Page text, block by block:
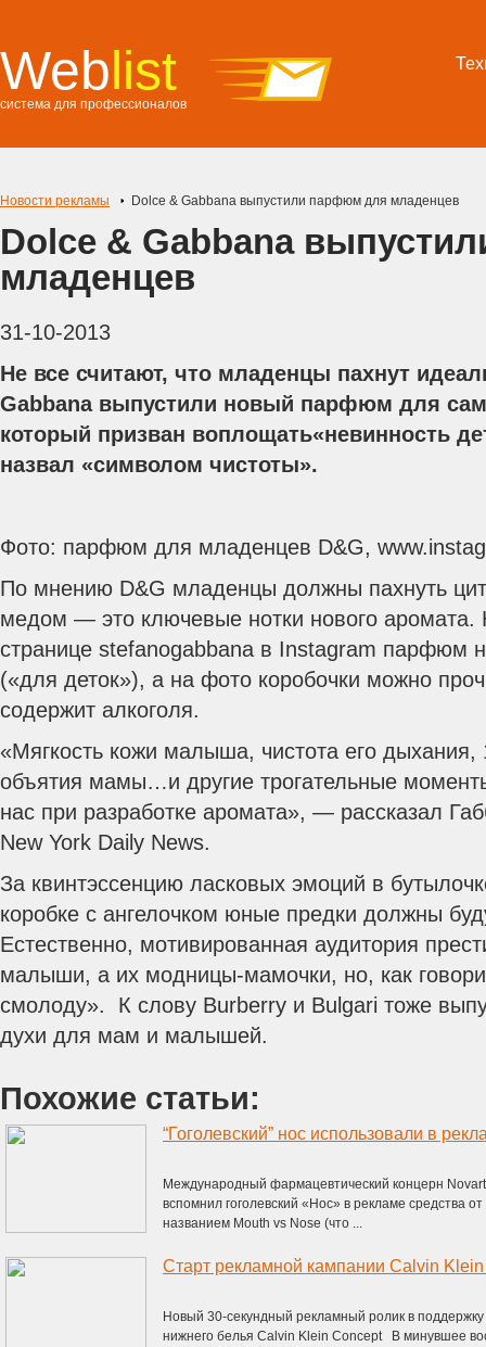
Weblist
система для профессионалов
Новости рекламы Dolce & Gabbana выпустили парфюм для младенцев
Dolce & Gabbana
младенцев
31-10-2013
Не все считают, что младенцы пахнут
Gabbana выпустили новый парфюм для
который призван воплощать«невинность
назвал «символом чистоты».
Фото: парфюм для младенцев D&G,
По мнению D&G младенцы должны пахнуть
медом — это ключевые нотки нового аромата.
странице stefanogabbana в Instagram парфюм
(«для деток»), а на фото коробочки можно
содержит алкоголя.
«Мягкость кожи малыша, чистота его
объятия мамы…и другие трогательные
нас при разработке аромата», — рассказал
New York Daily News.
За квинтэссенцию ласковых эмоций в
коробке с ангелочком юные предки должны
Естественно, мотивированная аудитория
малыши, а их модницы-мамочки, но, как
смолоду». К слову Burberry и Bulgari тоже
духи для мам и малышей.
Похожие статьи:
“Гоголевский” нос использовали в
Международный фармацевтический концерн
вспомнил гоголевский «Нос» в рекламе средства
названием Mouth vs Nose (что ...
Новый 30-секундный рекламный ролик в поддержку
нижнего белья Calvin Klein Concept В минувшее